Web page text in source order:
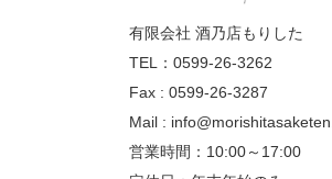
有限会社 酒乃店もりした
TEL：0599-26-3262
Fax : 0599-26-3287
Mail :
営業時間：10:00～17:00